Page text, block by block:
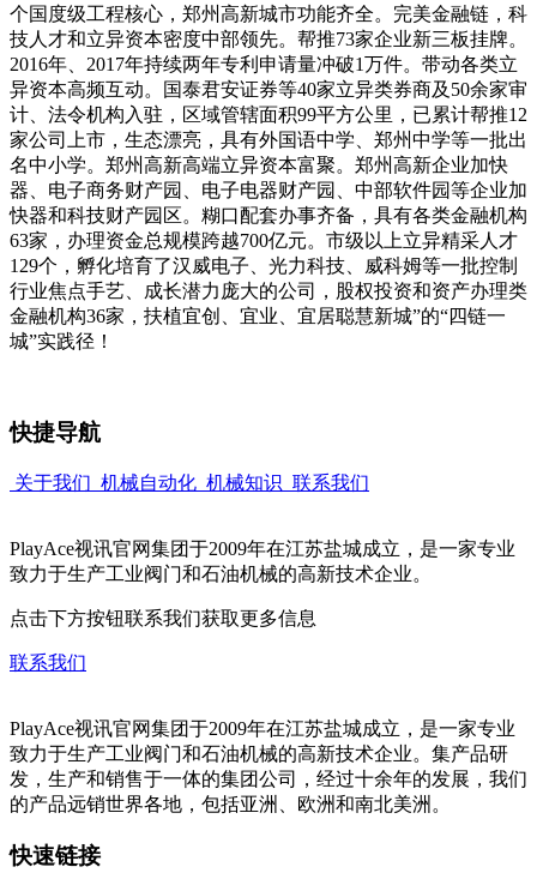
个国度级工程核心，郑州高新城市功能齐全。完美金融链，科
技人才和立异资本密度中部领先。帮推73家企业新三板挂牌。
2016年、2017年持续两年专利申请量冲破1万件。带动各类立
异资本高频互动。国泰君安证券等40家立异类券商及50余家审
计、法令机构入驻，区域管辖面积99平方公里，已累计帮推12
家公司上市，生态漂亮，具有外国语中学、郑州中学等一批出
名中小学。郑州高新高端立异资本富聚。郑州高新企业加快
器、电子商务财产园、电子电器财产园、中部软件园等企业加
快器和科技财产园区。糊口配套办事齐备，具有各类金融机构
63家，办理资金总规模跨越700亿元。市级以上立异精采人才
129个，孵化培育了汉威电子、光力科技、威科姆等一批控制
行业焦点手艺、成长潜力庞大的公司，股权投资和资产办理类
金融机构36家，扶植宜创、宜业、宜居聪慧新城”的“四链一
城”实践径！
快捷导航
关于我们 机械自动化 机械知识 联系我们
PlayAce视讯官网集团于2009年在江苏盐城成立，是一家专业
致力于生产工业阀门和石油机械的高新技术企业。
点击下方按钮联系我们获取更多信息
联系我们
PlayAce视讯官网集团于2009年在江苏盐城成立，是一家专业
致力于生产工业阀门和石油机械的高新技术企业。集产品研
发，生产和销售于一体的集团公司，经过十余年的发展，我们
的产品远销世界各地，包括亚洲、欧洲和南北美洲。
快速链接